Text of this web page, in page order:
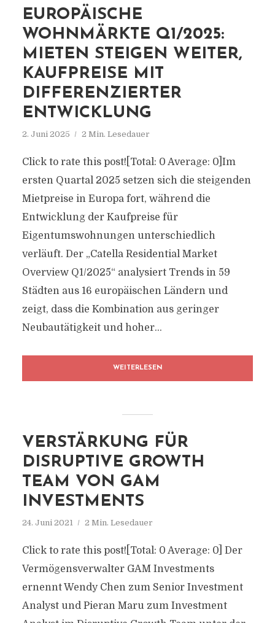
EUROPÄISCHE
WOHNMÄRKTE Q1/2025:
MIETEN STEIGEN WEITER,
KAUFPREISE MIT
DIFFERENZIERTER
ENTWICKLUNG
2. Juni 2025 2 Min. Lesedauer
Click to rate this post![Total: 0 Average: 0]Im
ersten Quartal 2025 setzen sich die steigenden
Mietpreise in Europa fort, während die
Entwicklung der Kaufpreise für
Eigentumswohnungen unterschiedlich
verläuft. Der „Catella Residential Market
Overview Q1/2025“ analysiert Trends in 59
Städten aus 16 europäischen Ländern und
zeigt, dass die Kombination aus geringer
Neubautätigkeit und hoher...
WEITERLESEN
VERSTÄRKUNG FÜR
DISRUPTIVE GROWTH
TEAM VON GAM
INVESTMENTS
24. Juni 2021 2 Min. Lesedauer
Click to rate this post![Total: 0 Average: 0] Der
Vermögensverwalter GAM Investments
ernennt Wendy Chen zum Senior Investment
Analyst und Pieran Maru zum Investment